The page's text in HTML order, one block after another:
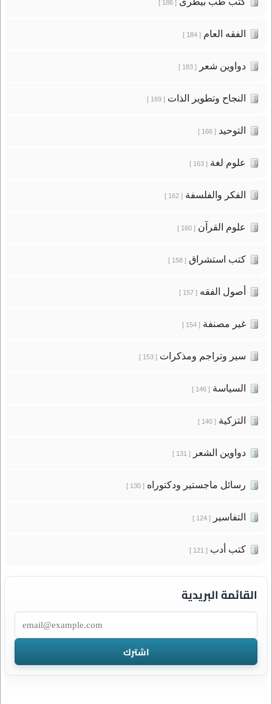
[ 186 ]
الفقه العام[ 184 ]
دواوين شعر[ 183 ]
النجاح وتطوير الذات[ 169 ]
التوحيد[ 166 ]
علوم لغة[ 163 ]
الفكر والفلسفة[ 162 ]
علوم القرآن[ 160 ]
كتب استشراق[ 158 ]
أصول الفقه[ 157 ]
غير مصنفة[ 154 ]
سير وتراجم ومذكرات[ 153 ]
السياسة[ 146 ]
التزكية[ 140 ]
دواوين الشعر[ 131 ]
رسائل ماجستير ودكتوراه[ 130 ]
التفاسير[ 124 ]
كتب أدب[ 121 ]
القائمة البريدية